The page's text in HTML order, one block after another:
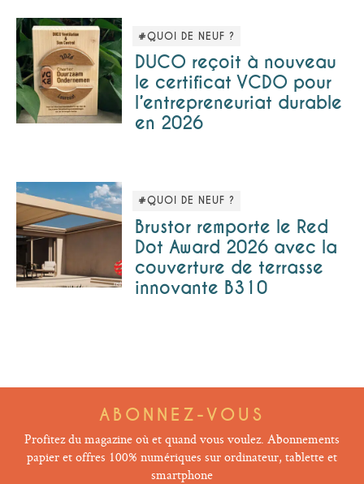
#QUOI DE NEUF ?
DUCO reçoit à nouveau
le certificat VCDO pour
l’entrepreneuriat durable
en 2026
#QUOI DE NEUF ?
Brustor remporte le Red
Dot Award 2026 avec la
couverture de terrasse
innovante B310
ABONNEZ-VOUS
Profitez du magazine où et quand vous voulez. Abonnements
papier et offres 100% numériques sur ordinateur, tablette et
smartphone